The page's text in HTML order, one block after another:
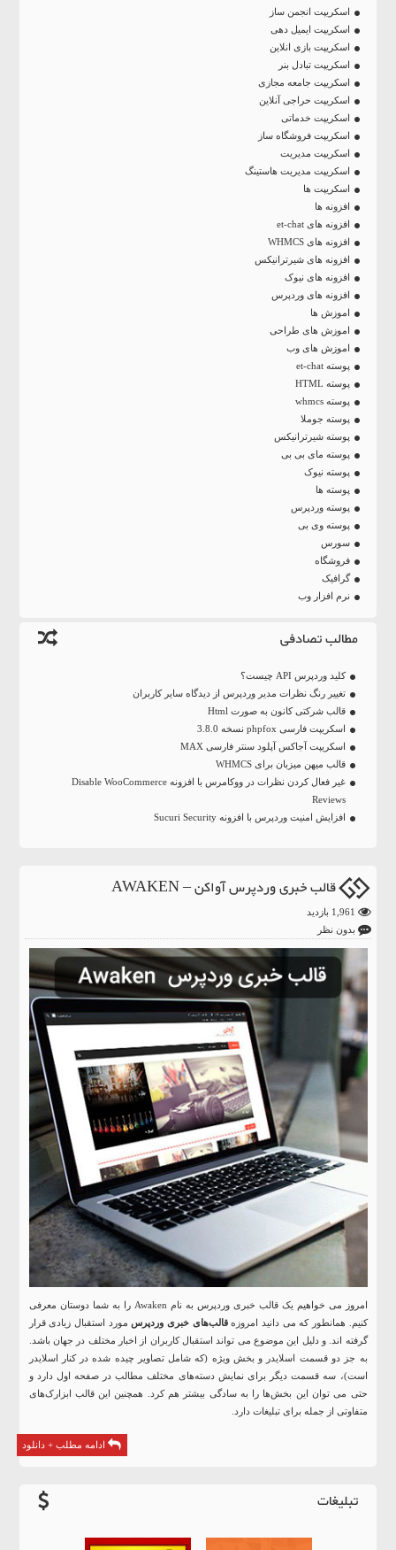
اسکریپت انجمن ساز
اسکریپت ایمیل دهی
اسکریپت بازی انلاین
اسکریپت تبادل بنر
اسکریپت جامعه مجازی
اسکریپت حراجی آنلاین
اسکریپت خدماتی
اسکریپت فروشگاه ساز
اسکریپت مدیریت
اسکریپت مدیریت هاستینگ
اسکریپت ها
افزونه ها
افزونه های et-chat
افزونه های WHMCS
افزونه های شیرترانیکس
افزونه های نیوک
افزونه های وردپرس
اموزش ها
اموزش های طراحی
اموزش های وب
پوسته et-chat
پوسته HTML
پوسته whmcs
پوسته جوملا
پوسته شیرترانیکس
پوسته مای بی بی
پوسته نیوک
پوسته ها
پوسته وردپرس
پوسته وی بی
سورس
فروشگاه
گرافیک
نرم افزار وب
مطالب تصادفی
کلید وردپرس API چیست؟
تغییر رنگ نظرات مدیر وردپرس از دیدگاه سایر کاربران
قالب شرکتی کانون به صورت Html
اسکریپت فارسی phpfox نسخه 3.8.0
اسکریپت آجاکس آپلود سنتر فارسی MAX
قالب میهن میزبان برای WHMCS
غیر فعال کردن نظرات در ووکامرس با افزونه Disable WooCommerce
Reviews
افزایش امنیت وردپرس با افزونه Sucuri Security
قالب خبری وردپرس آواکن – AWAKEN
بدون نظر
امروز می خواهیم یک قالب خبری وردپرس به نام Awaken را به شما دوستان معرفی
کنیم. همانطور که می دانید امروزهقالب‌های خبری وردپرس مورد استقبال زیادی قرار
گرفته اند. و دلیل این موضوع می تواند استقبال کاربران از اخبار مختلف در جهان باشد.
به جز دو قسمت اسلایدر و بخش ویژه (که شامل تصاویر چیده شده در کنار اسلایدر
است)، سه قسمت دیگر برای نمایش دسته‌های مختلف مطالب در صفحه اول دارد و
حتی می توان این بخش‌ها را به سادگی بیشتر هم کرد. همچنین این قالب ابزارک‌های
متفاوتی از جمله برای تبلیغات دارد.
ادامه مطلب + دانلود
تبلیغات